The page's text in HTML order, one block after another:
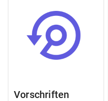
Vorschriften